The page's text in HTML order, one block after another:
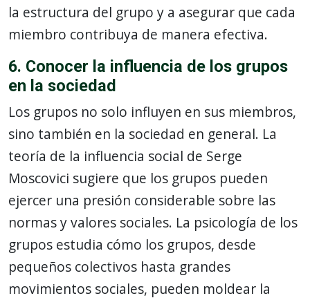
la estructura del grupo y a asegurar que cada
miembro contribuya de manera efectiva.
6. Conocer la influencia de los grupos
en la sociedad
Los grupos no solo influyen en sus miembros,
sino también en la sociedad en general. La
teoría de la influencia social de Serge
Moscovici sugiere que los grupos pueden
ejercer una presión considerable sobre las
normas y valores sociales. La psicología de los
grupos estudia cómo los grupos, desde
pequeños colectivos hasta grandes
movimientos sociales, pueden moldear la